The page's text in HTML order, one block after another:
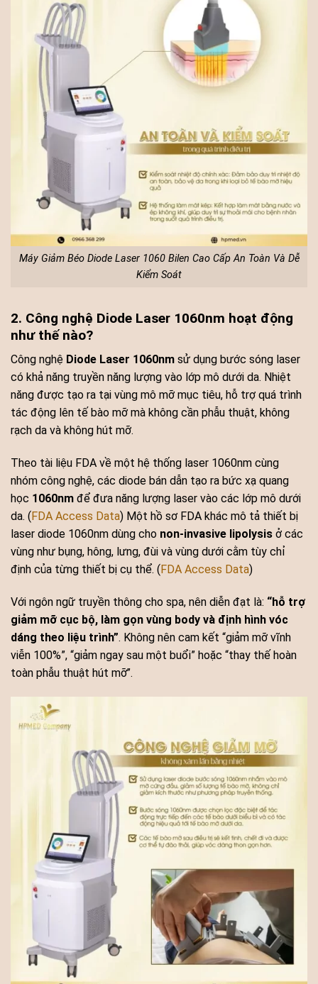
Máy Giảm Béo Diode Laser 1060 Bilen Cao Cấp An Toàn Và Dễ
Kiểm Soát
2. Công nghệ Diode Laser 1060nm hoạt động
như thế nào?
Công nghệ Diode Laser 1060nm sử dụng bước sóng laser
có khả năng truyền năng lượng vào lớp mô dưới da. Nhiệt
năng được tạo ra tại vùng mô mỡ mục tiêu, hỗ trợ quá trình
tác động lên tế bào mỡ mà không cần phẫu thuật, không
rạch da và không hút mỡ.
Theo tài liệu FDA về một hệ thống laser 1060nm cùng
nhóm công nghệ, các diode bán dẫn tạo ra bức xạ quang
học 1060nm để đưa năng lượng laser vào các lớp mô dưới
da. (FDA Access Data) Một hồ sơ FDA khác mô tả thiết bị
laser diode 1060nm dùng cho non-invasive lipolysis ở các
vùng như bụng, hông, lưng, đùi và vùng dưới cằm tùy chỉ
định của từng thiết bị cụ thể. (FDA Access Data)
Với ngôn ngữ truyền thông cho spa, nên diễn đạt là: “hỗ trợ
giảm mỡ cục bộ, làm gọn vùng body và định hình vóc
dáng theo liệu trình”. Không nên cam kết “giảm mỡ vĩnh
viễn 100%”, “giảm ngay sau một buổi” hoặc “thay thế hoàn
toàn phẫu thuật hút mỡ”.